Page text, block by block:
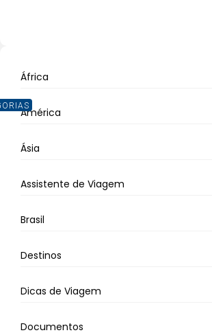
África
América
Ásia
Assistente de Viagem
Brasil
Destinos
Dicas de Viagem
Documentos